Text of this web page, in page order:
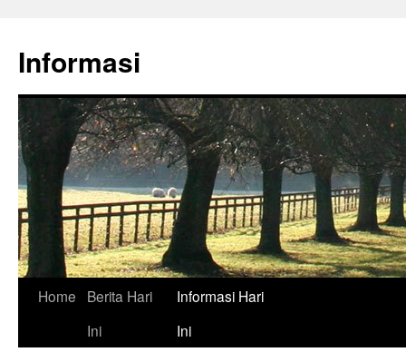
content
Informasi
Home
Berita Hari
Ini
Informasi Hari
Ini